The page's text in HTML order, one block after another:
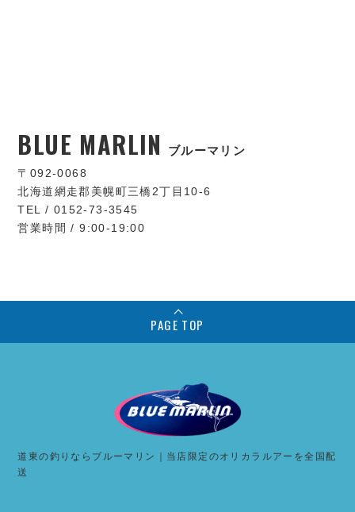
BLUE MARLIN ブルーマリン
〒092-0068
北海道網走郡美幌町三橋2丁目10-6
TEL / 0152-73-3545
営業時間 / 9:00-19:00
PAGE TOP
道東の釣りならブルーマリン｜当店限定のオリカラルアーを全国配
送